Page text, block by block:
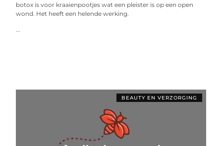
botox is voor kraaienpootjes wat een pleister is op een open
wond. Het heeft een helende werking.
...
BEAUTY EN VERZORGING